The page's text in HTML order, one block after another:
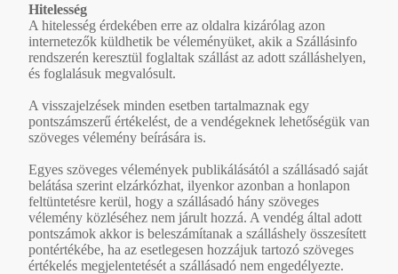
Hitelesség
A hitelesség érdekében erre az oldalra kizárólag azon
internetezők küldhetik be véleményüket, akik a Szállásinfo
rendszerén keresztül foglaltak szállást az adott szálláshelyen,
és foglalásuk megvalósult.
A visszajelzések minden esetben tartalmaznak egy
pontszámszerű értékelést, de a vendégeknek lehetőségük van
szöveges vélemény beírására is.
Egyes szöveges vélemények publikálásától a szállásadó saját
belátása szerint elzárkózhat, ilyenkor azonban a honlapon
feltüntetésre kerül, hogy a szállásadó hány szöveges
vélemény közléséhez nem járult hozzá. A vendég által adott
pontszámok akkor is beleszámítanak a szálláshely összesített
pontértékébe, ha az esetlegesen hozzájuk tartozó szöveges
értékelés megjelentetését a szállásadó nem engedélyezte.